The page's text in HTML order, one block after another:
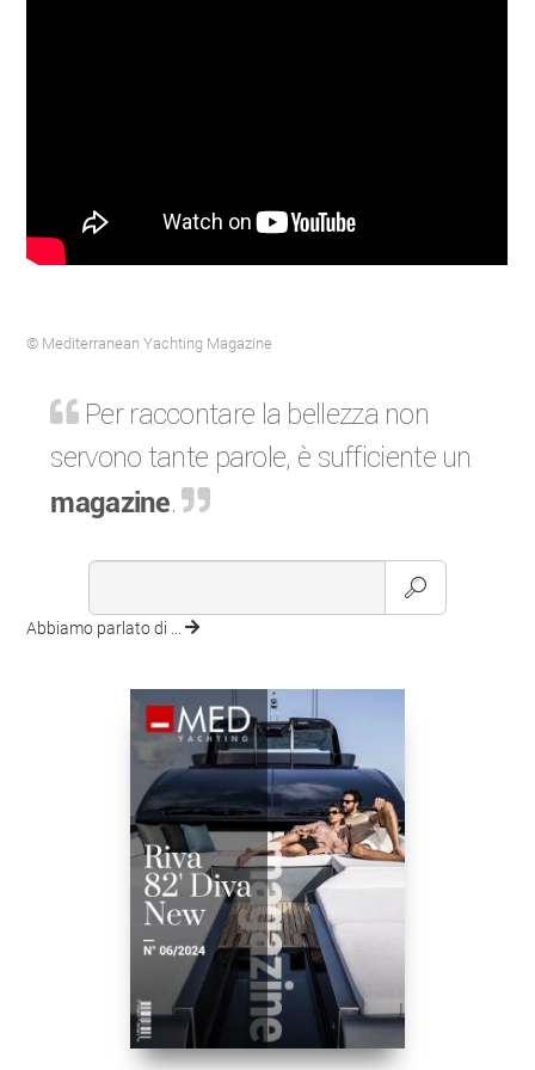
© Mediterranean Yachting Magazine
Per raccontare la bellezza non
servono tante parole, è sufficiente un
magazine.
Abbiamo parlato di ...